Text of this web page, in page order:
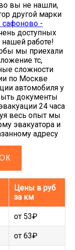
вы не нашли,
другой марки
сафоново -
доступных
нашей работе!
мы приехали
тс,
сложности
по Москве
автомобиля у
документы
24 часа
весь опыт мы
эвакуатора и
адресу
Цены в руб
за км
от 53₽
от 63₽